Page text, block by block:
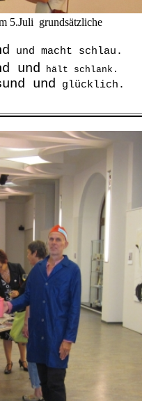
5.Juli grundsätzliche
und macht schlau.
und hält schlank.
und glücklich.